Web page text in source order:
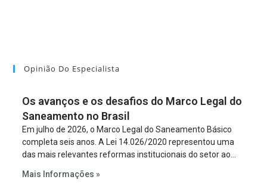
Opinião Do Especialista
Os avanços e os desafios do Marco Legal do
Saneamento no Brasil
Em julho de 2026, o Marco Legal do Saneamento Básico
completa seis anos. A Lei 14.026/2020 representou uma
das mais relevantes reformas institucionais do setor ao
serviços, ampliar a participação da iniciativa privada,
Mais Informações »